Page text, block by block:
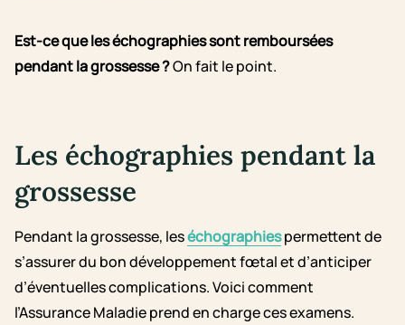
Est-ce que les échographies sont remboursées
pendant la grossesse ?On fait le point.
Les échographies pendant la
grossesse
Pendant la grossesse, leséchographiespermettent de
s’assurer du bon développement fœtal et d’anticiper
d’éventuelles complications. Voici comment
l’Assurance Maladie prend en charge ces examens.